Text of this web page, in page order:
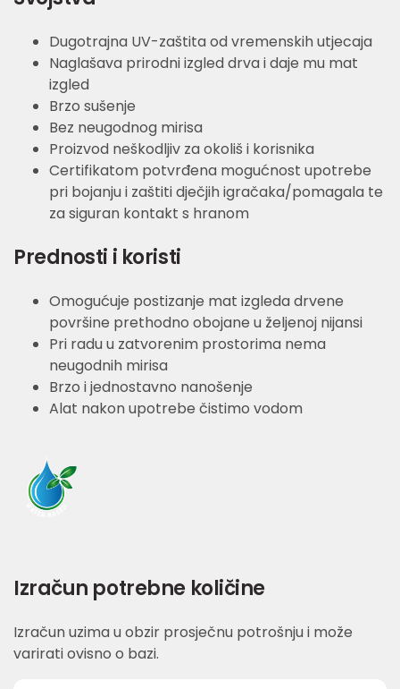
Dugotrajna UV-zaštita od vremenskih utjecaja
Naglašava prirodni izgled drva i daje mu mat
izgled
Brzo sušenje
Bez neugodnog mirisa
Proizvod neškodljiv za okoliš i korisnika
Certifikatom potvrđena mogućnost upotrebe
pri bojanju i zaštiti dječjih igračaka/pomagala te
za siguran kontakt s hranom
Prednosti i koristi
Omogućuje postizanje mat izgleda drvene
površine prethodno obojane u željenoj nijansi
Pri radu u zatvorenim prostorima nema
neugodnih mirisa
Brzo i jednostavno nanošenje
Alat nakon upotrebe čistimo vodom
Izračun potrebne količine
Izračun uzima u obzir prosječnu potrošnju i može
varirati ovisno o bazi.